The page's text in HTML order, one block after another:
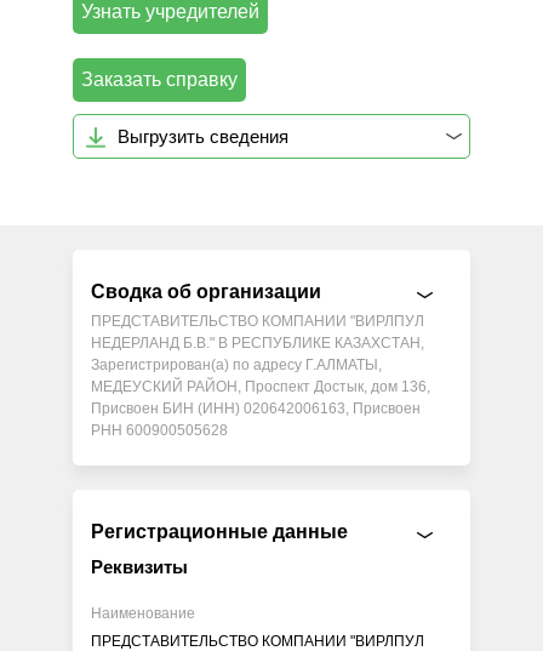
Узнать учредителей
Заказать справку
Выгрузить сведения
Сводка об организации
ПРЕДСТАВИТЕЛЬСТВО КОМПАНИИ "ВИРЛПУЛ
НЕДЕРЛАНД Б.В." В РЕСПУБЛИКЕ КАЗАХСТАН,
Зарегистрирован(а) по адресу Г.АЛМАТЫ,
МЕДЕУСКИЙ РАЙОН, Проспект Достык, дом 136,
Присвоен БИН (ИНН) 020642006163, Присвоен
РНН 600900505628
Регистрационные данные
Реквизиты
Наименование
ПРЕДСТАВИТЕЛЬСТВО КОМПАНИИ "ВИРЛПУЛ